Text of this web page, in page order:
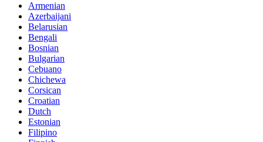
Armenian
Azerbaijani
Belarusian
Bengali
Bosnian
Bulgarian
Cebuano
Chichewa
Corsican
Croatian
Dutch
Estonian
Filipino